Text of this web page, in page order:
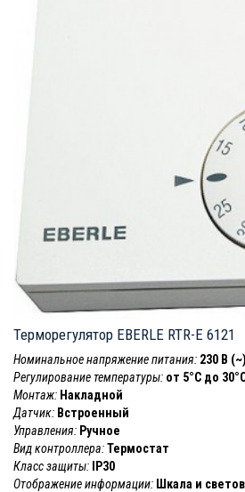
Терморегулятор EBERLE RTR-E 6121
Номинальное напряжение питания: 230 В (~)
Регулирование температуры: от 5°C до
Монтаж: Накладной
Датчик: Встроенный
Управления: Ручное
Вид контроллера:Термостат
Класс защиты:
IP30
Отображение информации: Шкала и